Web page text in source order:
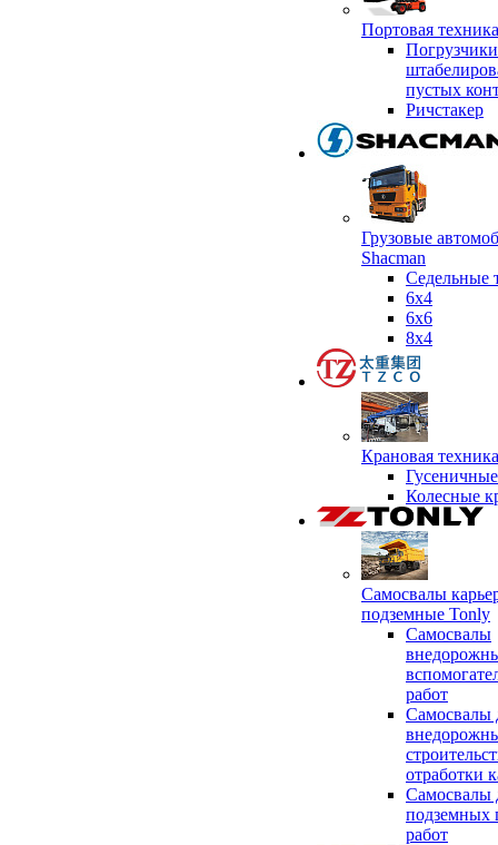
Портовая
пустых
Ричстакер
Грузовые
Shacman
Седельные
6х4
6x6
8x4
Крановая
Колесные
Самосвалы
подземные Tonly
Самосвалы
работ
Самосвалы
отработки
Самосвалы
подземных
работ